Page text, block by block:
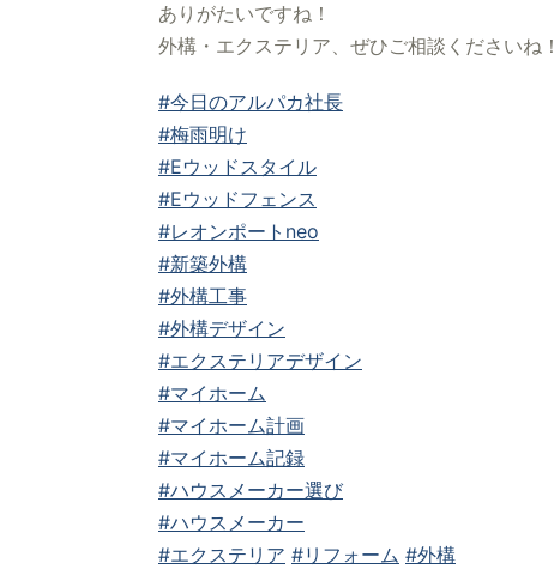
ありがたいですね！
外構・エクステリア、ぜひご相談くださいね！
#今日のアルパカ社長
#梅雨明け
#Eウッドスタイル
#Eウッドフェンス
#レオンポートneo
#新築外構
#外構工事
#外構デザイン
#エクステリアデザイン
#マイホーム
#マイホーム計画
#マイホーム記録
#ハウスメーカー選び
#ハウスメーカー
#エクステリア #リフォーム #外構